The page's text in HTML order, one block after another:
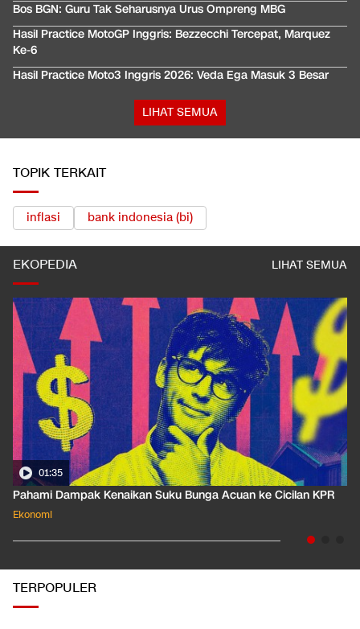
Bos BGN: Guru Tak Seharusnya Urus Ompreng MBG
Hasil Practice MotoGP Inggris: Bezzecchi Tercepat, Marquez
Ke-6
Hasil Practice Moto3 Inggris 2026: Veda Ega Masuk 3 Besar
LIHAT SEMUA
TOPIK TERKAIT
inflasi bank indonesia (bi)
EKOPEDIA LIHAT SEMUA
01:35
Pahami Dampak Kenaikan Suku Bunga Acuan ke Cicilan KPR
Ekonomi
TERPOPULER